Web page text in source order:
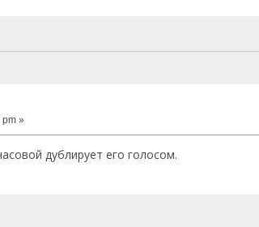
»
дублирует его голосом.